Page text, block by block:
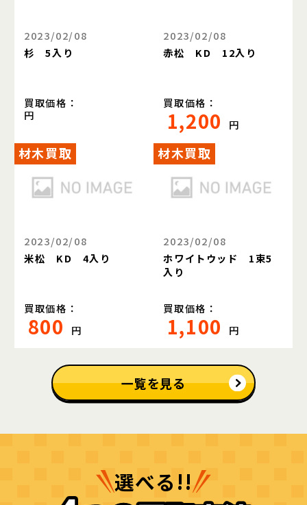
2023/02/08
杉 5入り
買取価格：
円
2023/02/08
赤松 KD 12入り
買取価格：
1,200 円
材木買取
2023/02/08
米松 KD 4入り
買取価格：
800 円
材木買取
2023/02/08
ホワイトウッド 1束5
入り
買取価格：
1,100 円
一覧を見る
選べる!!